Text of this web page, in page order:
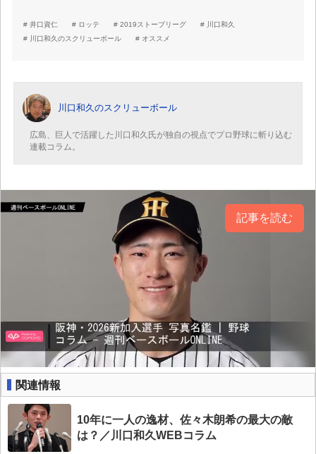
井口資仁 ロッテ 2019ストーブリーグ
川口和久
川口和久のスクリューボール
オススメ
川口和久のスクリューボール
広島、巨人で活躍した川口和久氏が独自の視点でプロ野球に斬り込む
連載コラム。
記事を読む
関連情報
10年に一人の逸材、佐々木朗希の最大の敵
は？／川口和久WEBコラム